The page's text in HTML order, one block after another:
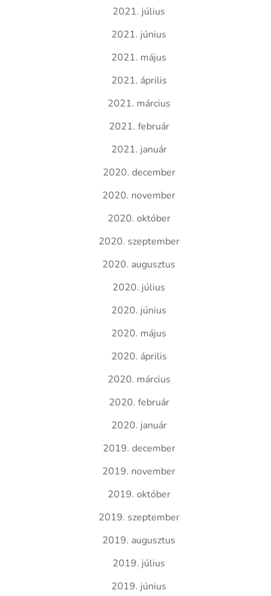
2021. július
2021. június
2021. május
2021. április
2021. március
2021. február
2021. január
2020. december
2020. november
2020. október
2020. szeptember
2020. augusztus
2020. július
2020. június
2020. május
2020. április
2020. március
2020. február
2020. január
2019. december
2019. november
2019. október
2019. szeptember
2019. augusztus
2019. július
2019. június